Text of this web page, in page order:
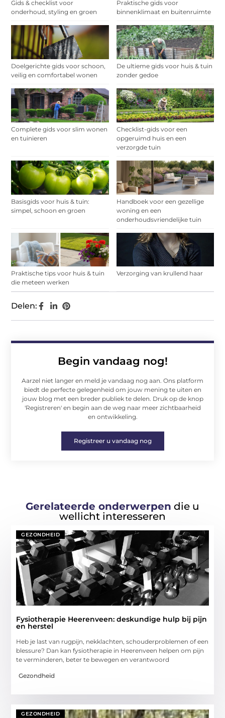
Gids & checklist voor
onderhoud, styling en groen
Praktische gids voor
binnenklimaat en buitenruimte
Doelgerichte gids voor schoon,
veilig en comfortabel wonen
De ultieme gids voor huis & tuin
zonder gedoe
Complete gids voor slim wonen
en tuinieren
Checklist-gids voor een
opgeruimd huis en een
verzorgde tuin
Basisgids voor huis & tuin:
simpel, schoon en groen
Handboek voor een gezellige
woning en een
onderhoudsvriendelijke tuin
Praktische tips voor huis & tuin
die meteen werken
Verzorging van krullend haar
Begin vandaag nog!
Aarzel niet langer en meld je vandaag nog aan. Ons platform
biedt de perfecte gelegenheid om jouw mening te uiten en
jouw blog met een breder publiek te delen. Druk op de knop
'Registreren' en begin aan de weg naar meer zichtbaarheid
en ontwikkeling.
Registreer u vandaag nog
Delen:
Gerelateerde onderwerpen die u
wellicht interesseren
GEZONDHEID
Fysiotherapie Heerenveen: deskundige hulp bij pijn
en herstel
Heb je last van rugpijn, nekklachten, schouderproblemen of een
blessure? Dan kan fysiotherapie in Heerenveen helpen om pijn
te verminderen, beter te bewegen en verantwoord
Gezondheid
GEZONDHEID